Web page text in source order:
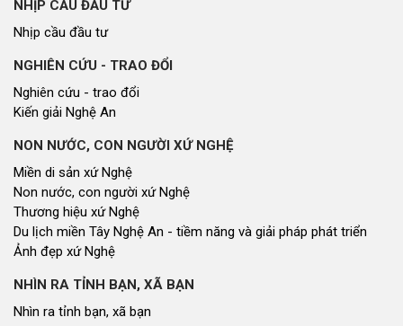
NHỊP CẦU ĐẦU TƯ
Nhịp cầu đầu tư
NGHIÊN CỨU - TRAO ĐỔI
Nghiên cứu - trao đổi
Kiến giải Nghệ An
NON NƯỚC, CON NGƯỜI XỨ NGHỆ
Miền di sản xứ Nghệ
Non nước, con người xứ Nghệ
Thương hiệu xứ Nghệ
Du lịch miền Tây Nghệ An - tiềm năng và giải pháp phát triển
Ảnh đẹp xứ Nghệ
NHÌN RA TỈNH BẠN, XÃ BẠN
Nhìn ra tỉnh bạn, xã bạn